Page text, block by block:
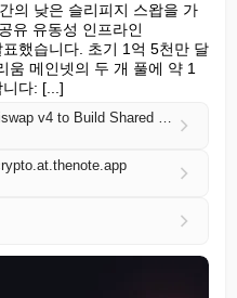
의 낮은 슬리피지 스왑을 가
유 유동성 인프라인
했습니다. 초기 1억 5천만 달
움 메인넷의 두 개 풀에 약 1
다: [...]
Spark Seeds $150M Into Uniswap v4 to Build Shared FX Layer for Stablecoins